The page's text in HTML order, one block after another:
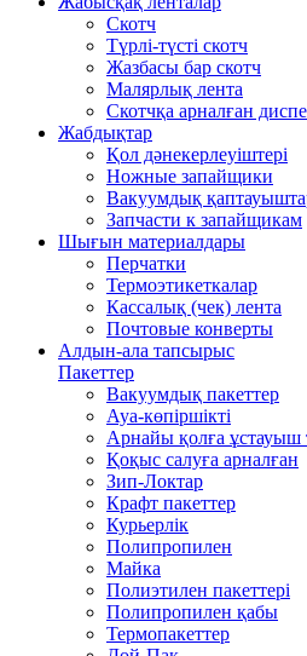
Скотч
Түрлі-түсті скотч
Жазбасы бар скотч
Малярлық лента
Скотчқа арналған
Жабдықтар
Қол дәнекерлеуіштері
Ножные запайщики
Вакуумдық
Запчасти к запайщикам
Шығын материалдары
Перчатки
Термоэтикеткалар
Кассалық (чек) лента
Почтовые конверты
Алдын-ала тапсырыс
Пакеттер
Вакуумдық пакеттер
Ауа-көпіршікті
Арнайы қолға ұстауыш
Қоқыс салуға арналған
Зип-Локтар
Крафт пакеттер
Курьерлік
Полипропилен
Майка
Полиэтилен пакеттері
Полипропилен қабы
Термопакеттер